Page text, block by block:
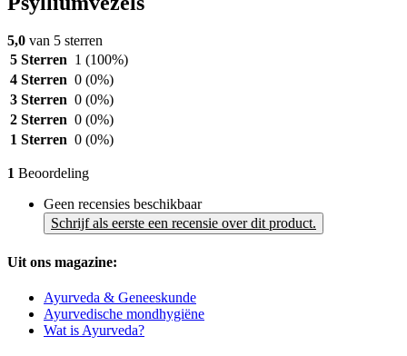
5,0 van 5 sterren
5 Sterren 1 (100%)
4 Sterren 0 (0%)
3 Sterren 0 (0%)
2 Sterren 0 (0%)
1 Sterren 0 (0%)
1 Beoordeling
Geen recensies beschikbaar
Schrijf als eerste een recensie over dit product.
Uit ons magazine:
Ayurveda & Geneeskunde
Ayurvedische mondhygiëne
Wat is Ayurveda?